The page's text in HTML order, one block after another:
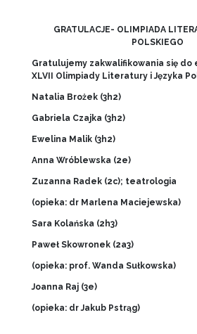
GRATULACJE- OLIMPIADA
POLSKIEGO
Gratulujemy zakwalifikowania się do
XLVII Olimpiady Literatury i Języka
Natalia Brożek (3h2)
Gabriela Czajka (3h2)
Ewelina Malik (3h2)
Anna Wróblewska (2e)
Zuzanna Radek (2c); teatrologia
(opieka: dr Marlena Maciejewska)
Sara Kolańska (2h3)
Paweł Skowronek (2a3)
(opieka: prof. Wanda Sułkowska)
Joanna Raj (3e)
(opieka: dr Jakub Pstrąg)